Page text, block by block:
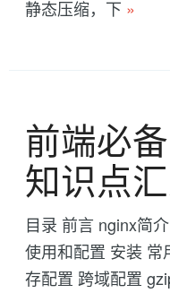
静态压缩，下 »
前端必
知识点
目录 前言 nginx简
使用和配置 安装
存配置 跨域配置